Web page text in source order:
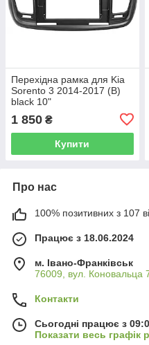
Перехідна рамка для Kia
Sorento 3 2014-2017 (B)
black 10"
1 850 ₴
Купити
Про нас
100% позитивних з 107
Працює з 18.06.2024
м. Івано-Франківськ
76009, вул. Коновальца
Контакти
Сьогодні працює з
Показати весь графік